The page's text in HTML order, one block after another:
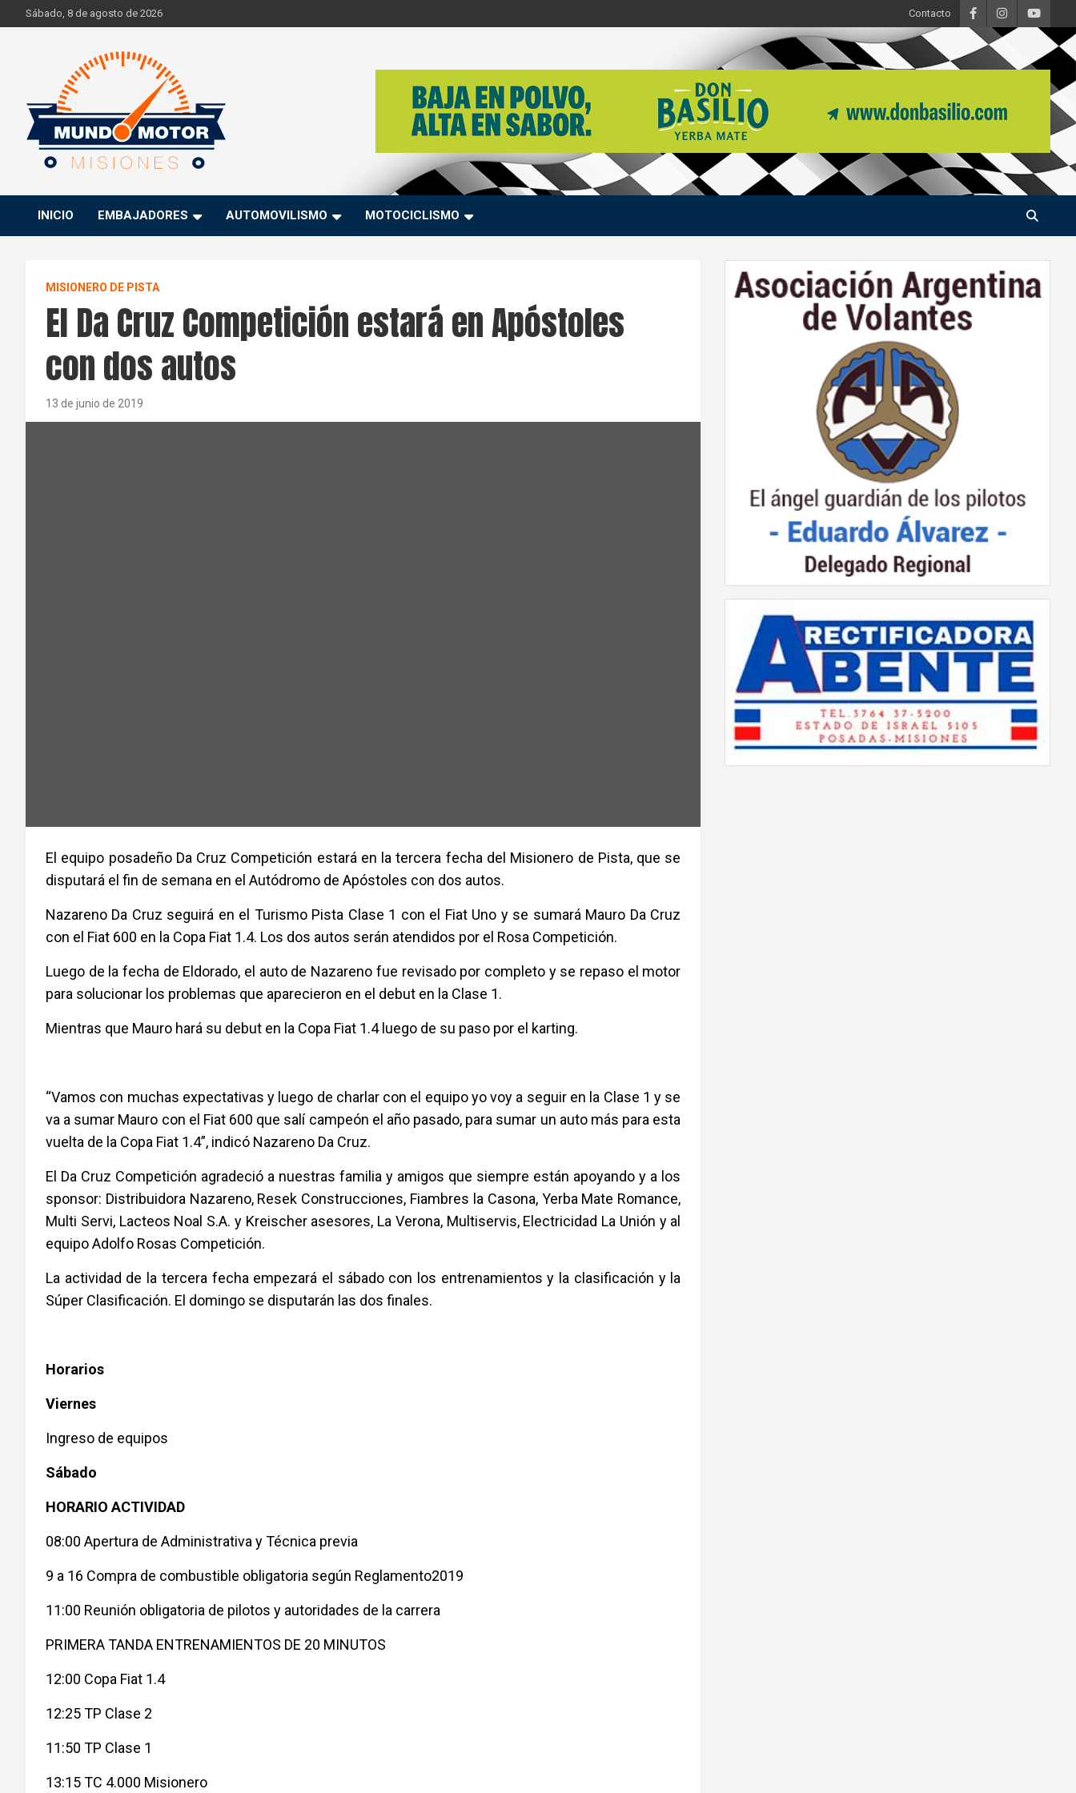
to
Sábado, 8 de agosto de 2026 Contacto
Mundo Motor Misiones
INICIO EMBAJADORES AUTOMOVILISMO MOTOCICLISMO
MISIONERO DE PISTA
El Da Cruz Competición estará en Apóstoles
con dos autos
13 de junio de 2019
El equipo posadeño Da Cruz Competición estará en la tercera fecha del Misionero de Pista, que se
disputará el fin de semana en el Autódromo de Apóstoles con dos autos.
Nazareno Da Cruz seguirá en el Turismo Pista Clase 1 con el Fiat Uno y se sumará Mauro Da Cruz
con el Fiat 600 en la Copa Fiat 1.4. Los dos autos serán atendidos por el Rosa Competición.
Luego de la fecha de Eldorado, el auto de Nazareno fue revisado por completo y se repaso el motor
para solucionar los problemas que aparecieron en el debut en la Clase 1.
Mientras que Mauro hará su debut en la Copa Fiat 1.4 luego de su paso por el karting.
“Vamos con muchas expectativas y luego de charlar con el equipo yo voy a seguir en la Clase 1 y se
va a sumar Mauro con el Fiat 600 que salí campeón el año pasado, para sumar un auto más para esta
vuelta de la Copa Fiat 1.4”, indicó Nazareno Da Cruz.
El Da Cruz Competición agradeció a nuestras familia y amigos que siempre están apoyando y a los
sponsor: Distribuidora Nazareno, Resek Construcciones, Fiambres la Casona, Yerba Mate Romance,
Multi Servi, Lacteos Noal S.A. y Kreischer asesores, La Verona, Multiservis, Electricidad La Unión y al
equipo Adolfo Rosas Competición.
La actividad de la tercera fecha empezará el sábado con los entrenamientos y la clasificación y la
Súper Clasificación. El domingo se disputarán las dos finales.
Horarios
Viernes
Ingreso de equipos
Sábado
HORARIO ACTIVIDAD
08:00 Apertura de Administrativa y Técnica previa
9 a 16 Compra de combustible obligatoria según Reglamento2019
11:00 Reunión obligatoria de pilotos y autoridades de la carrera
PRIMERA TANDA ENTRENAMIENTOS DE 20 MINUTOS
12:00 Copa Fiat 1.4
12:25 TP Clase 2
11:50 TP Clase 1
13:15 TC 4.000 Misionero